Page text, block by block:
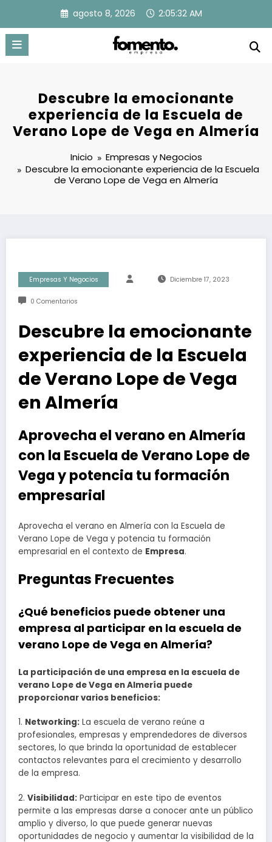
contenido
agosto 8, 2026 2:05:33 AM
Descubre la emocionante
experiencia de la Escuela de
Verano Lope de Vega en Almería
Inicio
Empresas y Negocios
Descubre la emocionante experiencia de la Escuela
de Verano Lope de Vega en Almería
Empresas Y Negocios Diciembre 17, 2023
0 Comentarios
Descubre la emocionante
experiencia de la Escuela
de Verano Lope de Vega
en Almería
Aprovecha el verano en Almería
con la Escuela de Verano Lope de
Vega y potencia tu formación
empresarial
Aprovecha el verano en Almería con la Escuela de
Verano Lope de Vega y potencia tu formación
empresarial en el contexto de Empresa.
Preguntas Frecuentes
¿Qué beneficios puede obtener una
empresa al participar en la escuela de
verano Lope de Vega en Almería?
La participación de una empresa en la escuela de
verano Lope de Vega en Almería puede
proporcionar varios beneficios:
1. Networking: La escuela de verano reúne a
profesionales, empresas y emprendedores de diversos
sectores, lo que brinda la oportunidad de establecer
contactos relevantes para el crecimiento y desarrollo
de la empresa.
2. Visibilidad: Participar en este tipo de eventos
permite a las empresas darse a conocer ante un público
amplio y diverso, lo que puede generar nuevas
oportunidades de negocio y aumentar la visibilidad de la